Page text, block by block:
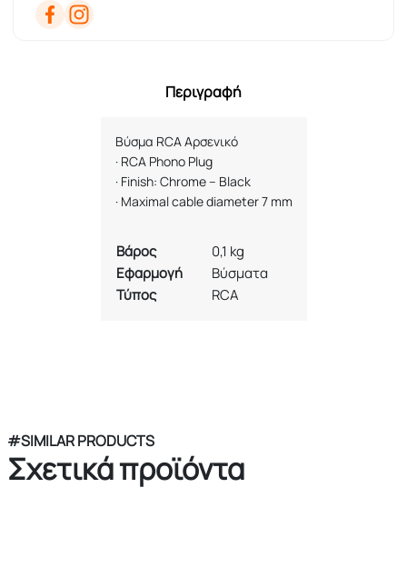
Περιγραφή
Βύσμα RCAΑρσενικό
· RCA Phono Plug
· Finish: Chrome– Black
· Maximal cable diameter 7 mm
Βάρος
0,1 kg
Εφαρμογή
Βύσματα
Τύπος
RCA
#SIMILAR PRODUCTS
Σχετικά προϊόντα